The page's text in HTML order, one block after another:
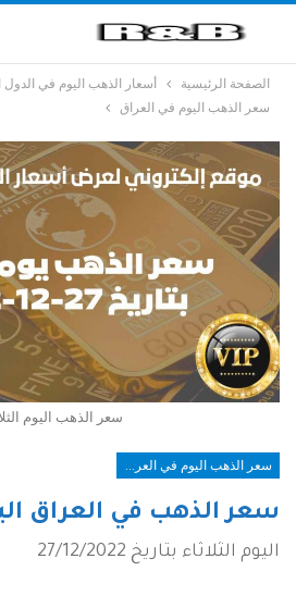
الصفحة الرئيسية
أسعار الذهب اليوم في الدول
سعر الذهب اليوم في العراق
سعر الذهب اليوم
سعر الذهب في العراق
اليوم الثلاثاء بتاريخ 27/12/2022